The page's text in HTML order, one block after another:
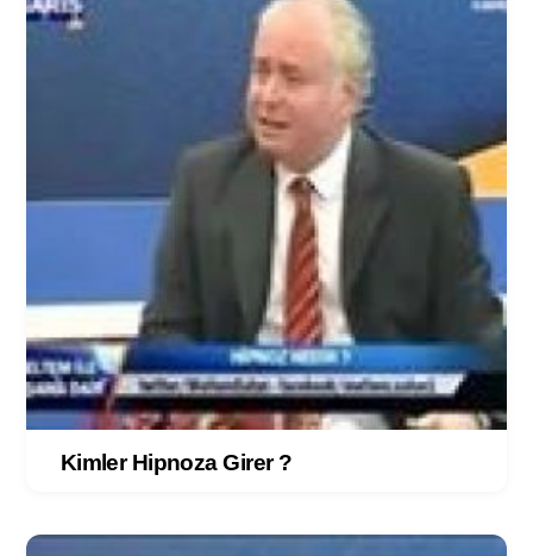
Kimler Hipnoza Girer ?